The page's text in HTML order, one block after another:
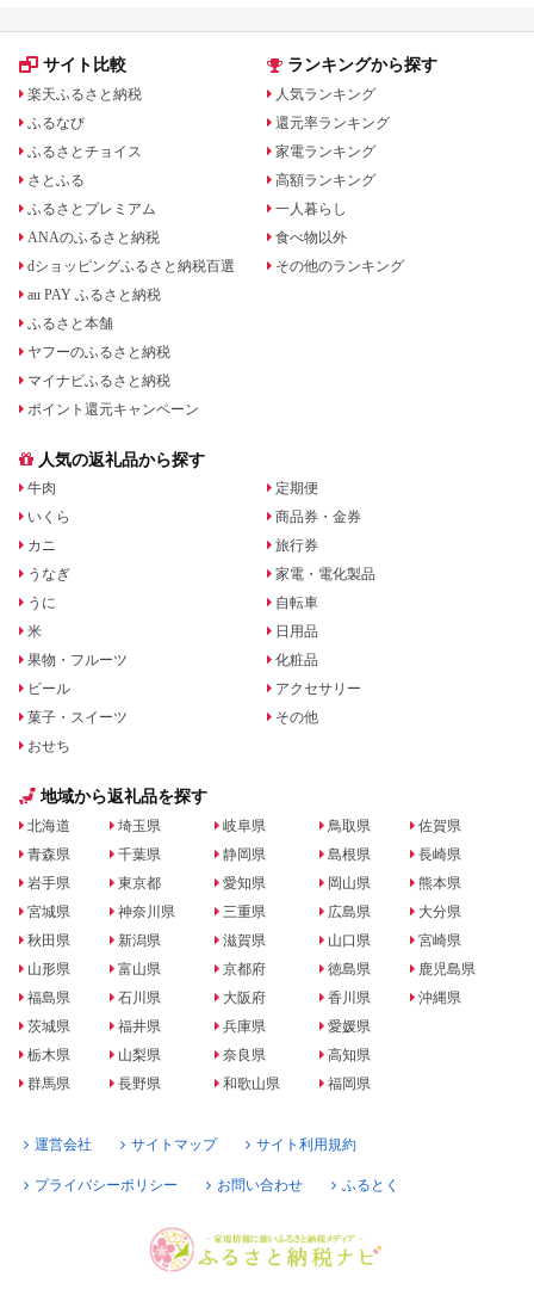
人気 おすすめ 旅行ク
ン ネット予約 電話 有
サイト比較
楽天ふるさと納税
ふるなび
ふるさとチョイス
さとふる
ふるさとプレミアム
ANAのふるさと納税
dショッピングふるさと納税百選
au PAY ふるさと納税
ふるさと本舗
ヤフーのふるさと納税
マイナビふるさと納税
ポイント還元キャンペーン
ランキングから探す
人気ランキング
還元率ランキング
家電ランキング
高額ランキング
一人暮らし
食べ物以外
その他のランキング
人気の返礼品から探す
牛肉
いくら
カニ
うなぎ
うに
米
果物・フルーツ
ビール
菓子・スイーツ
おせち
定期便
商品券・金券
旅行券
家電・電化製品
自転車
日用品
化粧品
アクセサリー
その他
地域から返礼品を探す
北海道
青森県
岩手県
宮城県
秋田県
山形県
福島県
茨城県
栃木県
群馬県
埼玉県
千葉県
東京都
神奈川県
新潟県
富山県
石川県
福井県
山梨県
長野県
岐阜県
静岡県
愛知県
三重県
滋賀県
京都府
大阪府
兵庫県
奈良県
和歌山県
鳥取県
島根県
岡山県
広島県
山口県
徳島県
香川県
愛媛県
高知県
福岡県
佐賀県
長崎県
熊本県
大分県
宮崎県
鹿児島県
沖縄県
運営会社 サイトマップ サイト利用規約
プライバシーポリシー お問い合わせ ふるとく